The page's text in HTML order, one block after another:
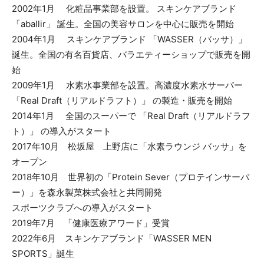
2002年1月 化粧品事業部を設置。 スキンケアブランド
「aballir」 誕生。全国の美容サロンを中心に販売を開始
2004年1月 スキンケアブランド 「WASSER（バッサ）」
誕生。全国の有名百貨店、バラエティーショップで販売を開
始
2009年1月 水素水事業部を設置。高濃度水素水サーバー
「Real Draft（リアルドラフト）」 の製造・販売を開始
2014年1月 全国のスーパーで 「Real Draft（リアルドラフ
ト）」 の導入がスタート
2017年10月 松坂屋 上野店に「水素ラウンジ バッサ」を
オープン
2018年10月 世界初の「Protein Sever（プロテインサーバ
ー）」を森永製菓株式会社と共同開発
スポーツクラブへの導入がスタート
2019年7月 「健康医療アワード」受賞
2022年6月 スキンケアブランド「WASSER MEN
SPORTS」誕生